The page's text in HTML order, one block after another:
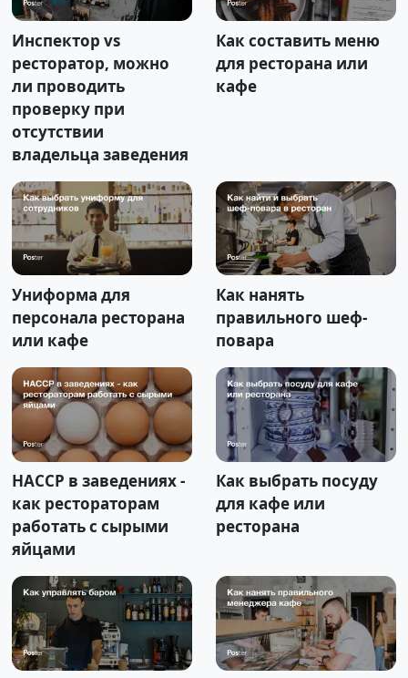
Инспектор vs
ресторатор, можно
ли проводить
проверку при
отсутствии
владельца заведения
Как составить меню
для ресторана или
кафе
Униформа для
персонала ресторана
или кафе
Как нанять
правильного шеф-
повара
HACCP в заведениях -
как рестораторам
работать с сырыми
яйцами
Как выбрать посуду
для кафе или
ресторана